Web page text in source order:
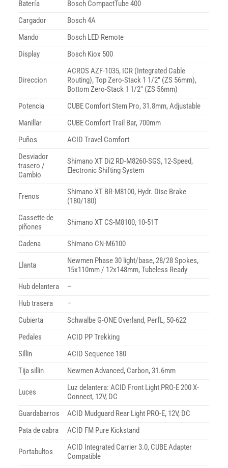
Batería
Bosch CompactTube 400
Cargador
Bosch 4A
Mando
Bosch LED Remote
Display
Bosch Kiox 500
Direccion
ACROS AZF-1035, ICR (Integrated Cable
Routing), Top Zero-Stack 1 1/2″ (ZS 56mm),
Bottom Zero-Stack 1 1/2″ (ZS 56mm)
Potencia
CUBE Comfort Stem Pro, 31.8mm, Adjustable
Manillar
CUBE Comfort Trail Bar, 700mm
Puños
ACID Travel Comfort
Desviador
trasero /
Cambio
Shimano XT Di2 RD-M8260-SGS, 12-Speed,
Electronic Shifting System
Frenos
Shimano XT BR-M8100, Hydr. Disc Brake
(180/180)
Cassette de
piñones
Shimano XT CS-M8100, 10-51T
Cadena Shimano CN-M6100
Llanta
Newmen Phase 30 light/base, 28/28 Spokes,
15x110mm / 12x148mm, Tubeless Ready
Hub delantera
–
Hub trasera
–
Cubierta
Schwalbe G-ONE Overland, PerfL, 50-622
Pedales
ACID PP Trekking
Sillin
ACID Sequence 180
Tija sillin
Newmen Advanced, Carbon, 31.6mm
Luces
Luz delantera: ACID Front Light PRO-E 200 X-
Connect, 12V, DC
Guardabarros
ACID Mudguard Rear Light PRO-E, 12V, DC
Pata de cabra
ACID FM Pure Kickstand
Portabultos
ACID Integrated Carrier 3.0, CUBE Adapter
Compatible